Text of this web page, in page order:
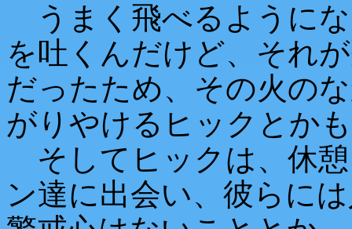
うまく飛べるように
を吐くんだけど、それ
だったため、その火の
がりやけるヒックとか
そしてヒックは、休
ン達に出会い、彼らに